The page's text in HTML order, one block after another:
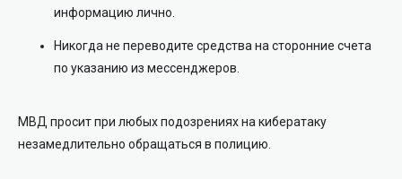
информацию лично.
Никогда не переводите средства на сторонние счета
по указанию из мессенджеров.
МВД просит при любых подозрениях на кибератаку
незамедлительно обращаться в полицию.